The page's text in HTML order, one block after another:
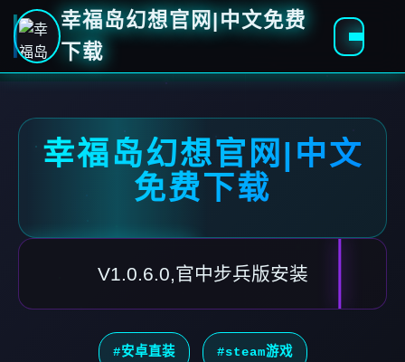
幸福岛幻想官网|中文免费
下载
幸福岛幻想官网|中文
免费下载
V1.0.6.0,官中步兵版安装
#安卓直装 #steam游戏